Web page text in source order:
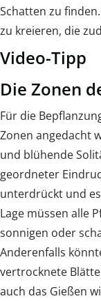
Schatten zu
zu kreieren, die
Video-Tipp
Die Zonen
Für die
Zonen angedacht
und blühende
geordneter
unterdrückt und
Lage müssen alle
sonnigen oder
Anderenfalls
vertrocknete
auch das Gießen